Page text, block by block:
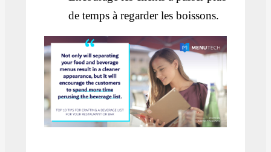
de temps à regarder les boissons.